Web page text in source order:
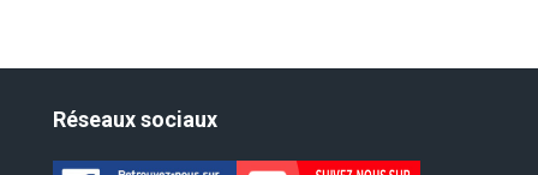
Réseaux sociaux